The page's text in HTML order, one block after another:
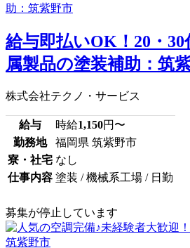
給与即払いOK！20・
属製品の塗装補助：筑
株式会社テクノ・サービス
給与 時給1,150円〜
勤務地
福岡県 筑紫野市
寮・社宅 なし
仕事内容 塗装 / 機械系工場 / 日勤
募集が停止しています